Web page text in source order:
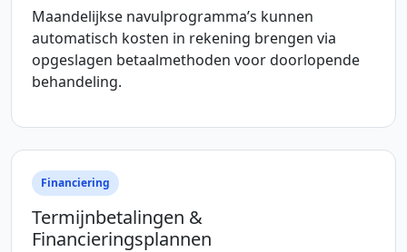
Maandelijkse navulprogramma’s kunnen
automatisch kosten in rekening brengen via
opgeslagen betaalmethoden voor doorlopende
behandeling.
Financiering
Termijnbetalingen &
Financieringsplannen